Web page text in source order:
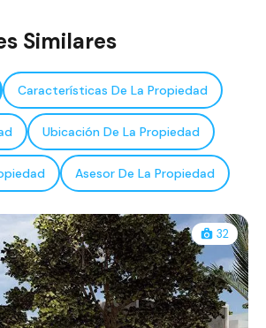
Similares
Características De La Propiedad
Ubicación De La Propiedad
Asesor De La Propiedad
32